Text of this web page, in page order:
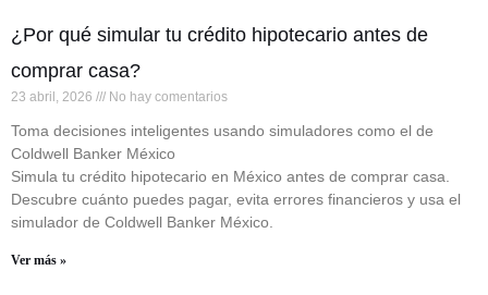
¿Por qué simular tu crédito hipotecario antes de
comprar casa?
23 abril, 2026 No hay comentarios
Toma decisiones inteligentes usando simuladores como el de
Coldwell Banker México
Simula tu crédito hipotecario en México antes de comprar casa.
Descubre cuánto puedes pagar, evita errores financieros y usa el
simulador de Coldwell Banker México.
Ver más »